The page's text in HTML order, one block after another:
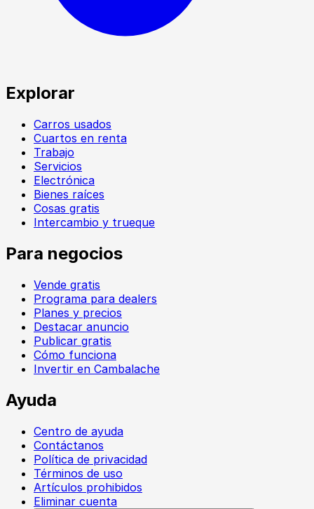
Explorar
Carros usados
Cuartos en renta
Trabajo
Servicios
Electrónica
Bienes raíces
Cosas gratis
Intercambio y trueque
Para negocios
Vende gratis
Programa para dealers
Planes y precios
Destacar anuncio
Publicar gratis
Cómo funciona
Invertir en Cambalache
Ayuda
Centro de ayuda
Contáctanos
Política de privacidad
Términos de uso
Artículos prohibidos
Eliminar cuenta